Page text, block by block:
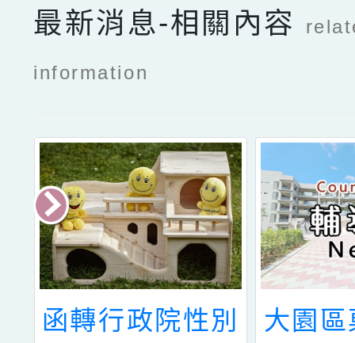
最新消息-相關內容
information
函轉行政院性別
大園